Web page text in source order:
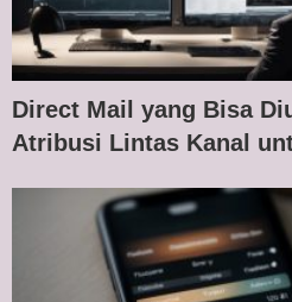
Direct Mail yang Bisa
Atribusi Lintas Kanal